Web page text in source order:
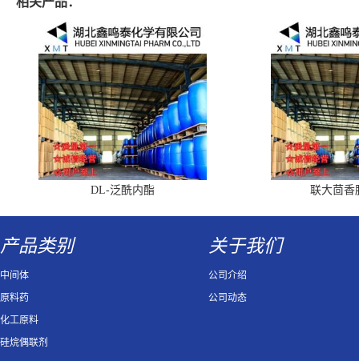
DL-泛酰内酯 联大茴香
产品类别
中间体
原料药
化工原料
硅烷偶联剂
关于我们
公司介绍
公司动态